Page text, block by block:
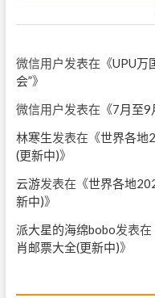
微信用户 发表在《UPU万
会”》
微信用户 发表在《7月至9
林寒生发表在《世界各地
(更新中)》
云游发表在《世界各地
新中)》
派大星的海绵bobo发表在
肖邮票大全(更新中)》